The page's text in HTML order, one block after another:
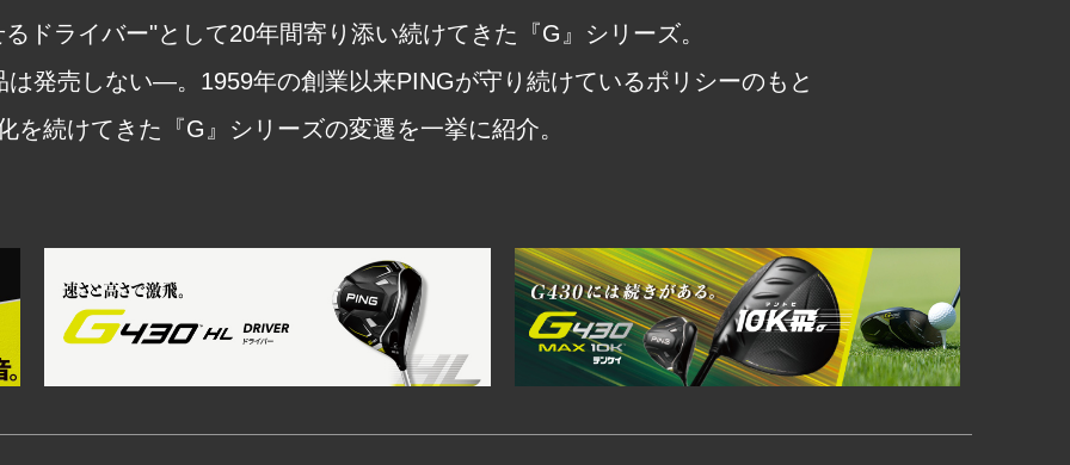
ドライバー"として20年間寄り添い続けてきた『G』シリーズ。
発売しない―。1959年の創業以来PINGが守り続けているポリシーのもと
を続けてきた『G』シリーズの変遷を一挙に紹介。